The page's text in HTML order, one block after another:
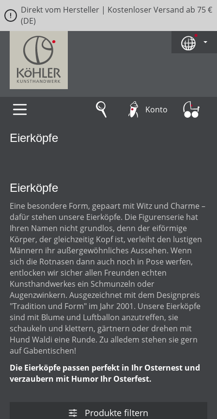
Zum Hauptinhalt springen
Direkt vom Hersteller | Kostenloser Versand ab 75 €
(DE)
Konto
Eierköpfe
Eierköpfe
Eine besondere Form, gepaart mit Witz und Charme –
dafür stehen unsere Eierköpfe. Die Figurenserie hat
Ihren Namen nicht grundlos, denn der eiförmige
Körper, der gleichzeitig Kopf ist, verleiht den lustigen
Männern ihr außergewöhnliches Aussehen. Wenn
sich die Rotnasen dann auch noch in Pose werfen,
entlocken wir sicher allen Freunden echten
Kunsthandwerkes ein Schmunzeln oder
Augenzwinkern. Ausgezeichnet mit dem Designpreis
"Tradition und Form" im Jahr 2001. Unsere Eierköpfe
sind mit Blume und Luftballon anzutreffen, sie
schaukeln und klettern, gärtnern oder drehen mit
Hund Waldi eine Runde. Zu alledem stehen sie gern
auf Gabentischen!
Die Eierköpfe passen perfekt in Ihr Osternest und
verzaubern mit Humor Ihr Osterfest.
Produkte filtern